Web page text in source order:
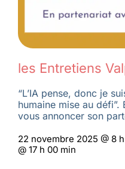
les Entretiens
“L’IA pense, donc je
humaine mise au
vous annoncer son
22 novembre 2025 @ 8
@ 17 h 00 min